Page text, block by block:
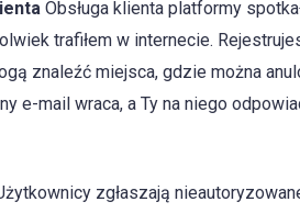
Obsługa klienta platformy
trafiłem w internecie.
znaleźć miejsca, gdzie można
e-mail wraca, a Ty na niego
zgłaszają